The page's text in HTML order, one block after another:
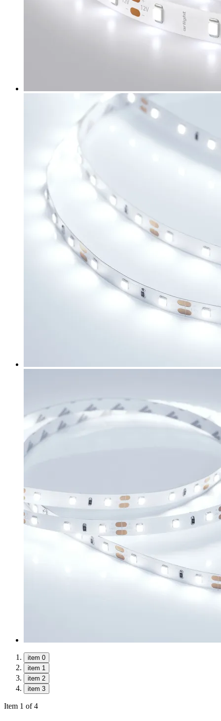
item 0
item 1
item 2
item 3
Item 1 of 4